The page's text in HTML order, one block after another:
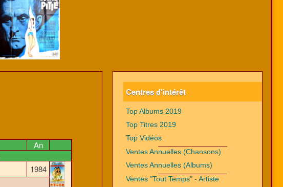
An
1984
Centres d'intérêt
Top Albums 2019
Top Titres 2019
Top Vidéos
Ventes Annuelles (Chansons)
Ventes Annuelles (Albums)
Ventes "Tout Temps" - Artiste